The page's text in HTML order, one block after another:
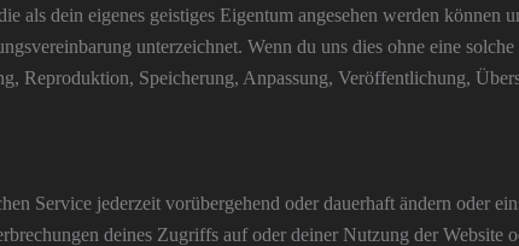
dein eigenes geistiges Eigentum angesehen werden können
unterzeichnet. Wenn du uns dies ohne eine
Speicherung, Anpassung, Veröffentlichung,
Service jederzeit vorübergehend oder dauerhaft ändern oder
deines Zugriffs auf oder deiner Nutzung der Website